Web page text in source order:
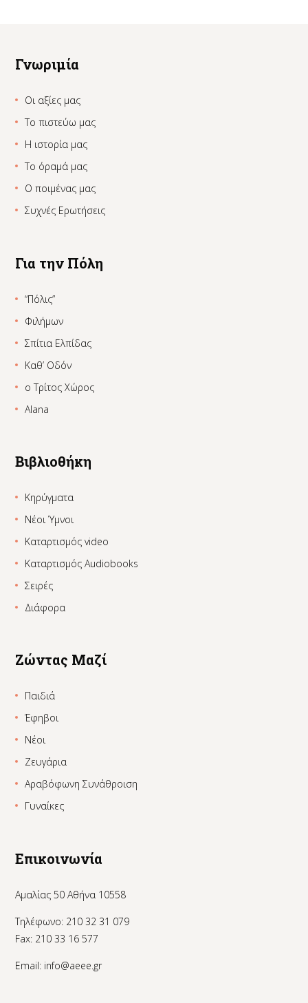
Γνωριμία
Οι αξίες μας
Το πιστεύω μας
Η ιστορία μας
Το όραμά μας
Ο ποιμένας μας
Συχνές Ερωτήσεις
Για την Πόλη
“Πόλις”
Φιλήμων
Σπίτια Ελπίδας
Καθ’ Οδόν
ο Τρίτος Χώρος
Alana
Βιβλιοθήκη
Κηρύγματα
Νέοι Ύμνοι
Καταρτισμός video
Καταρτισμός Audiobooks
Σειρές
Διάφορα
Ζώντας Μαζί
Παιδιά
Έφηβοι
Νέοι
Ζευγάρια
Αραβόφωνη Συνάθροιση
Γυναίκες
Επικοινωνία
Αμαλίας 50 Αθήνα 10558
Τηλέφωνο: 210 32 31 079
Fax: 210 33 16 577
Email: info@aeee.gr